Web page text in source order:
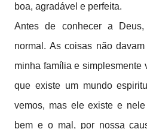
boa, agradável e perfeita.
Antes de conhecer a
normal. As coisas não
minha família e simplesmente
que existe um mundo
vemos, mas ele existe e
bem e o mal, por nossa